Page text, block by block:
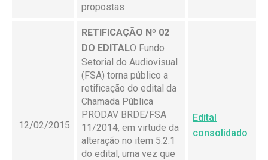
propostas
12/02/2015
RETIFICAÇÃO Nº 02
DO EDITALO Fundo
Setorial do Audiovisual
(FSA) torna público a
retificação do edital da
Chamada Pública
PRODAV BRDE/FSA
11/2014, em virtude da
alteração no item 5.2.1
do edital, uma vez que
Edital
consolidado